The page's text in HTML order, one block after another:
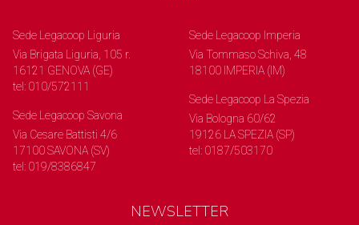
Sede Legacoop Liguria
Via Brigata Liguria, 105 r.
16121 GENOVA (GE)
tel: 010/572111
Sede Legacoop Savona
Via Cesare Battisti 4/6
17100 SAVONA (SV)
tel: 019/8386847
Sede Legacoop Imperia
Via Tommaso Schiva, 48
18100 IMPERIA (IM)
Sede Legacoop La Spezia
Via Bologna 60/62
19126 LA SPEZIA (SP)
tel: 0187/503170
NEWSLETTER